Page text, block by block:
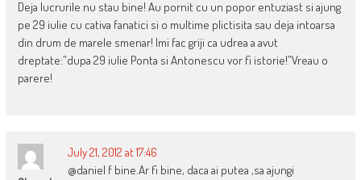
Deja lucrurile nu stau bine! Au pornit cu un popor entuziast si ajung
pe 29 iulie cu cativa fanatici si o multime plictisita sau deja intoarsa
din drum de marele smenar! Imi fac griji ca udrea a avut
dreptate:”dupa 29 iulie Ponta si Antonescu vor fi istorie!”Vreau o
parere!
July 21, 2012 at 17:46
@daniel f bine.Ar fi bine, daca ai putea ,sa ajungi